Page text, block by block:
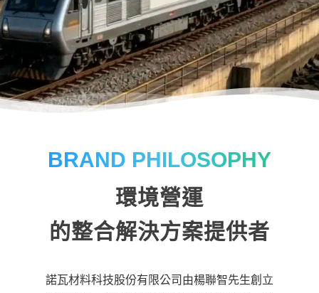
BRAND PHILOSOPHY
環境營運
的整合解決方案提供者
諾瓦材料科技股份有限公司由楊聯智先生創立